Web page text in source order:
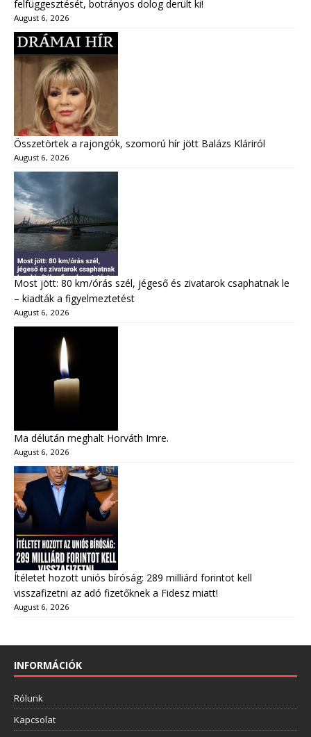
felfüggesztését, botrányos dolog derült ki!
August 6, 2026
Összetörtek a rajongók, szomorú hír jött Balázs Kláriról
August 6, 2026
Most jött: 80 km/órás szél, jégeső és zivatarok csaphatnak le
– kiadták a figyelmeztetést
August 6, 2026
Ma délután meghalt Horváth Imre.
August 6, 2026
Ítéletet hozott uniós bíróság: 289 milliárd forintot kell
visszafizetni az adó fizetőknek a Fidesz miatt!
August 6, 2026
INFORMÁCIÓK
Rólunk
Kapcsolat